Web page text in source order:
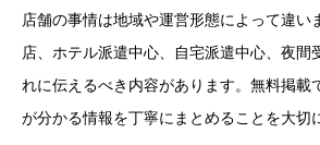
店舗の事情は地域や運営形態によって違い
店、ホテル派遣中心、自宅派遣中心、夜間
れに伝えるべき内容があります。無料掲載
が分かる情報を丁寧にまとめることを大切